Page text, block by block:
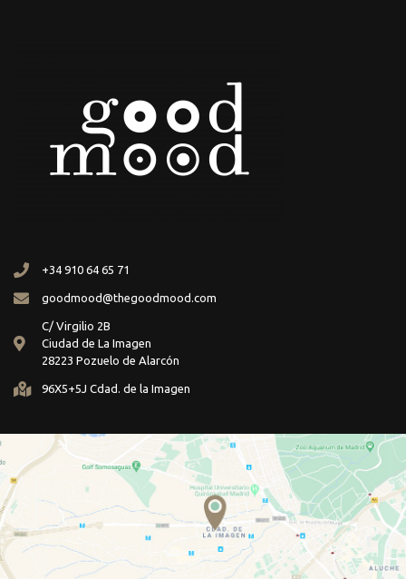
+34 910 64 65 71
goodmood@thegoodmood.com
C/ Virgilio 2B
Ciudad de La Imagen
28223 Pozuelo de Alarcón
96X5+5J Cdad. de la Imagen